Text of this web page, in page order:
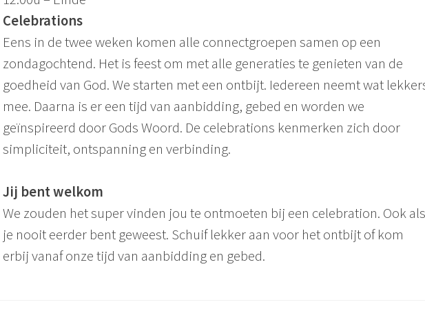
Celebrations
Eens in de twee weken komen alle connectgroepen samen op een
zondagochtend. Het is feest om met alle generaties te genieten van de
goedheid van God. We starten met een ontbijt. Iedereen neemt wat
mee. Daarna is er een tijd van aanbidding, gebed en worden we
geïnspireerd door Gods Woord. De celebrations kenmerken zich door
simpliciteit, ontspanning en verbinding.
Jij bent welkom
We zouden het super vinden jou te ontmoeten bij een celebration. Ook als
je nooit eerder bent geweest. Schuif lekker aan voor het ontbijt of kom
erbij vanaf onze tijd van aanbidding en gebed.